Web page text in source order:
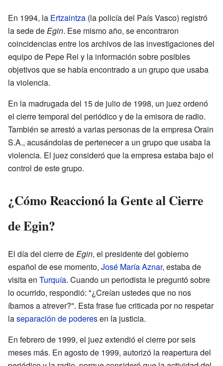
En 1994, la Ertzaintza (la policía del País Vasco) registró
la sede deEgin. Ese mismo año, se encontraron
coincidencias entre los archivos de las investigaciones del
equipo de Pepe Rei y la información sobre posibles
objetivos que se había encontrado a un grupo que usaba
la violencia.
En la madrugada del 15 de julio de 1998, un juez ordenó
el cierre temporal del periódico y de la emisora de radio.
También se arrestó a varias personas de la empresa Orain
S.A., acusándolas de pertenecer a un grupo que usaba la
violencia. El juez consideró que la empresa estaba bajo el
control de este grupo.
¿Cómo Reaccionó la Gente al Cierre
de Egin?
El día del cierre deEgin, el presidente del gobierno
español de ese momento, José María Aznar, estaba de
visita en Turquía. Cuando un periodista le preguntó sobre
lo ocurrido, respondió: "¿Creían ustedes que no nos
íbamos a atrever?". Esta frase fue criticada por no respetar
laseparación de poderesen la justicia.
En febrero de 1999, el juez extendió el cierre por seis
meses más. En agosto de 1999, autorizó la reapertura del